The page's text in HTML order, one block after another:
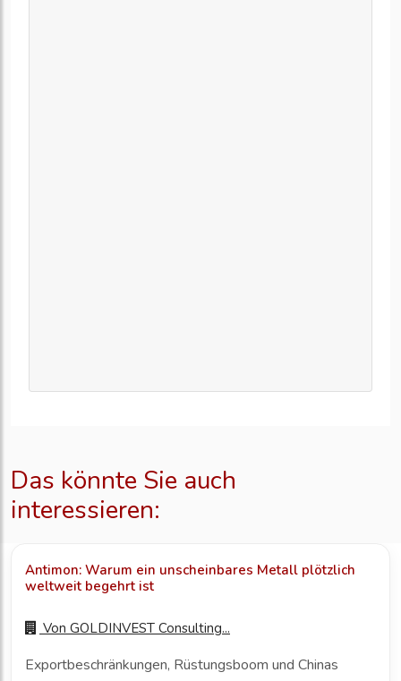
Das könnte Sie auch
interessieren:
Antimon: Warum ein unscheinbares Metall plötzlich
weltweit begehrt ist
Von GOLDINVEST Consulting...
Exportbeschränkungen, Rüstungsboom und Chinas